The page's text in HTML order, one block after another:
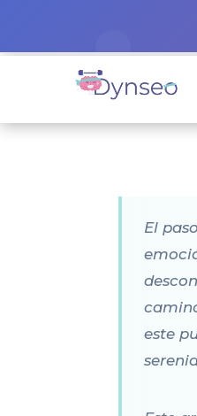
El
este